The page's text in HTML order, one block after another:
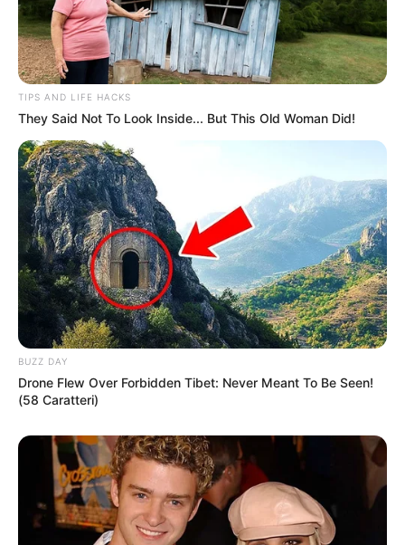
TIPS AND LIFE HACKS
They Said Not To Look Inside... But This Old Woman Did!
BUZZ DAY
Drone Flew Over Forbidden Tibet: Never Meant To Be Seen!
(58 Caratteri)